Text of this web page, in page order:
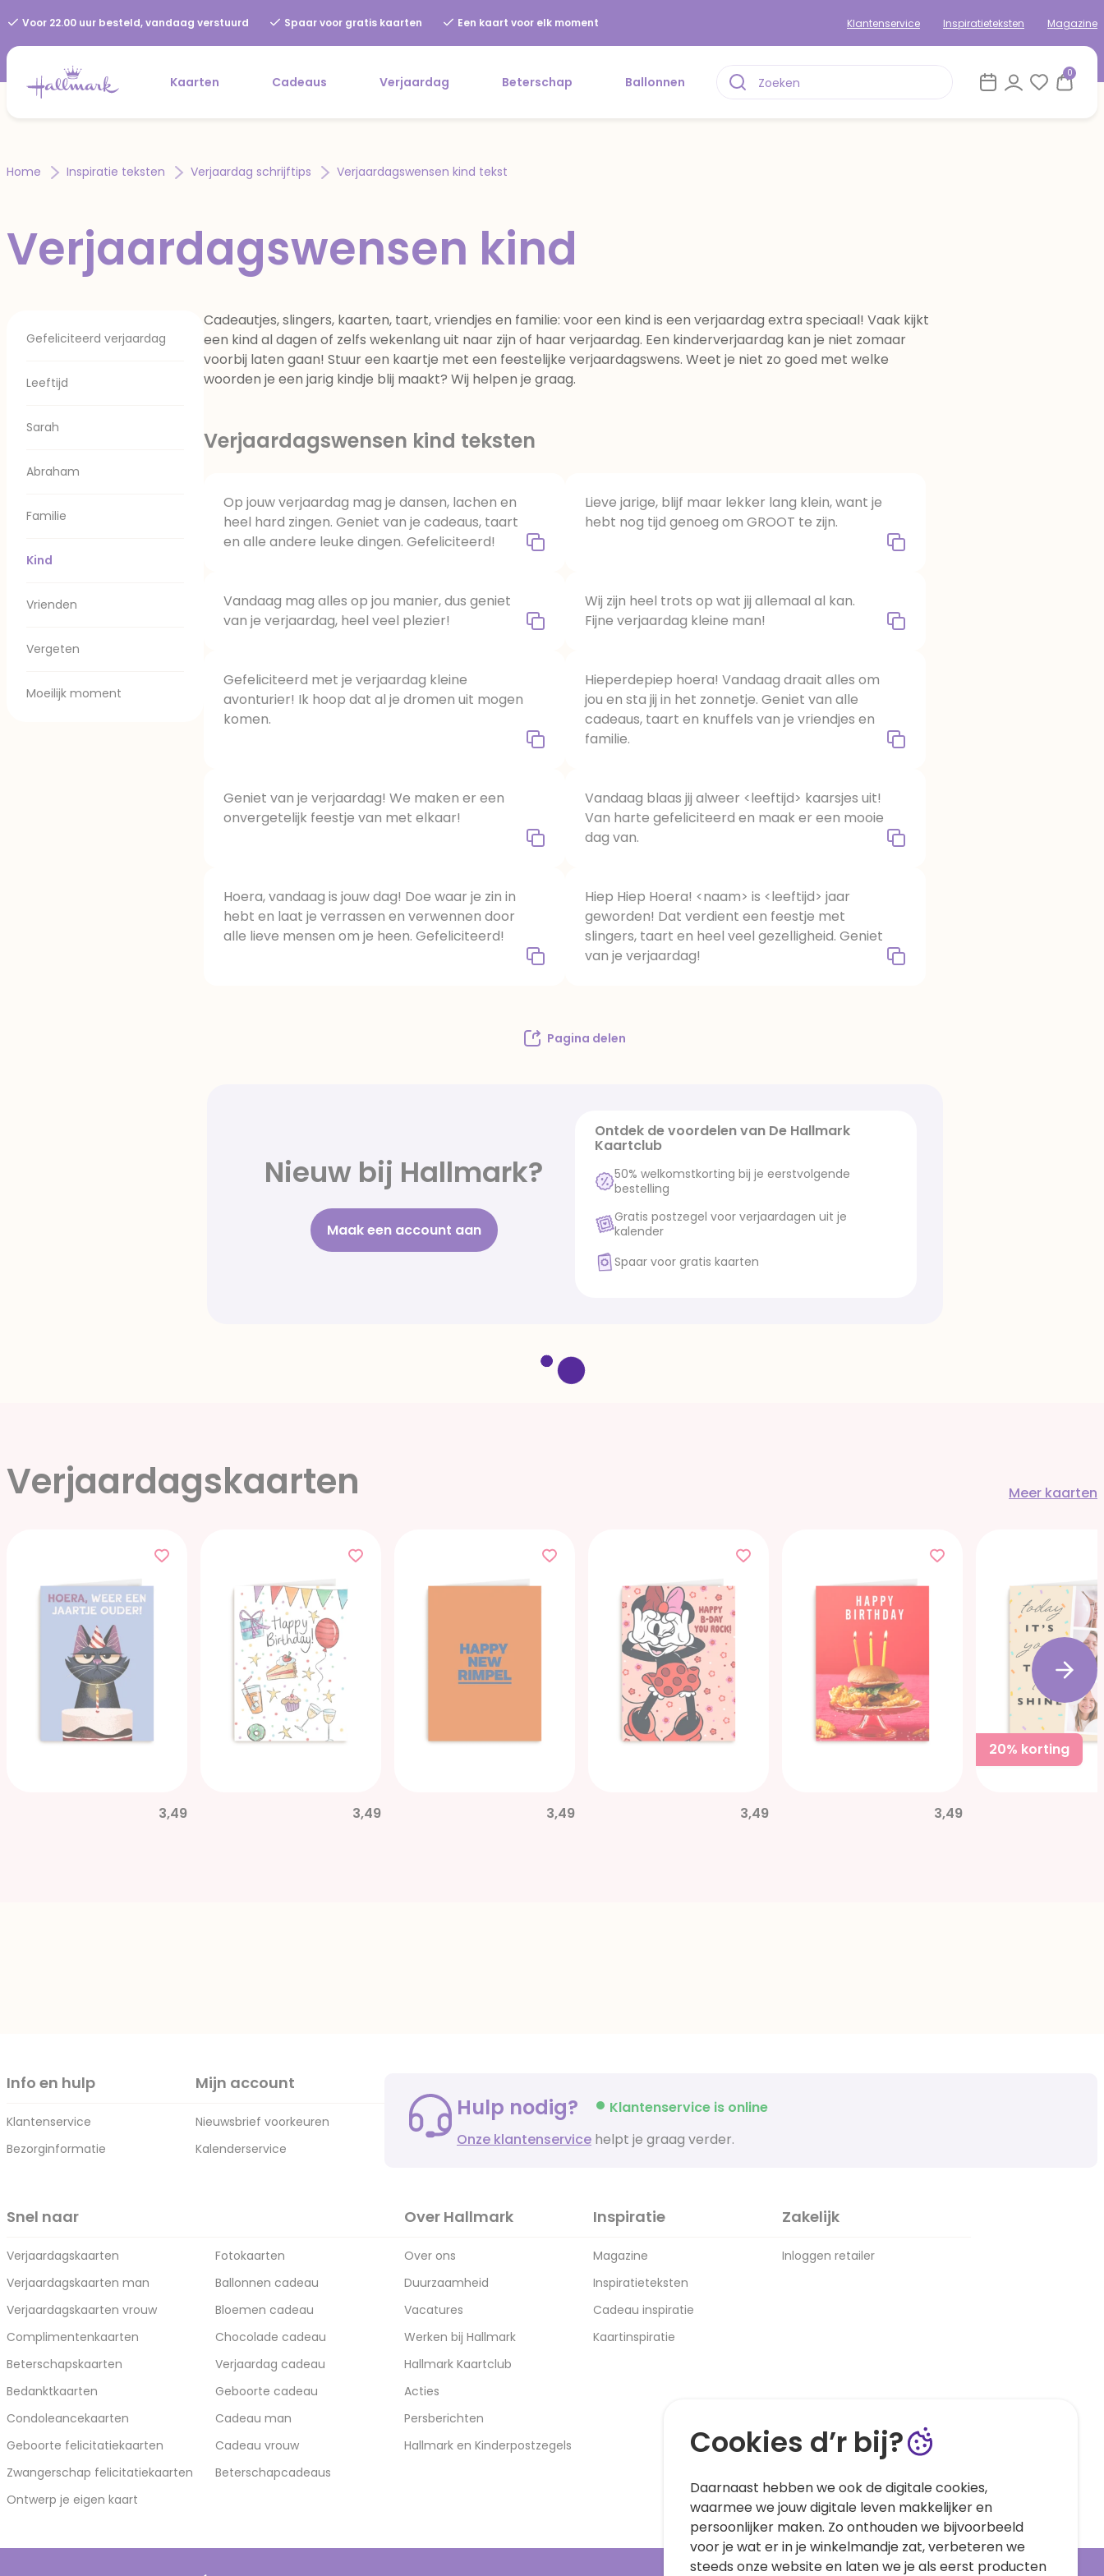
Voor 22.00 uur besteld, vandaag verstuurd Spaar voor gratis kaarten Een kaart voor elk moment Klantenservice Inspiratieteksten Magazine
Kaarten Cadeaus Verjaardag Beterschap Ballonnen
0
Home Inspiratie teksten Verjaardag schrijftips Verjaardagswensen kind tekst
Verjaardagswensen kind
Gefeliciteerd verjaardag
Leeftijd
Sarah
Abraham
Familie
Kind
Vrienden
Vergeten
Moeilijk moment
Cadeautjes, slingers, kaarten, taart, vriendjes en familie: voor een kind is een verjaardag extra speciaal! Vaak kijkt
een kind al dagen of zelfs wekenlang uit naar zijn of haar verjaardag. Een kinderverjaardag kan je niet zomaar
voorbij laten gaan! Stuur een kaartje met een feestelijke verjaardagswens. Weet je niet zo goed met welke
woorden je een jarig kindje blij maakt? Wij helpen je graag.
Verjaardagswensen kind teksten
Op jouw verjaardag mag je dansen, lachen en
heel hard zingen. Geniet van je cadeaus, taart
en alle andere leuke dingen. Gefeliciteerd!
Lieve jarige, blijf maar lekker lang klein, want je
hebt nog tijd genoeg om GROOT te zijn.
Vandaag mag alles op jou manier, dus geniet
van je verjaardag, heel veel plezier!
Wij zijn heel trots op wat jij allemaal al kan.
Fijne verjaardag kleine man!
Gefeliciteerd met je verjaardag kleine
avonturier! Ik hoop dat al je dromen uit mogen
komen.
Hieperdepiep hoera! Vandaag draait alles om
jou en sta jij in het zonnetje. Geniet van alle
cadeaus, taart en knuffels van je vriendjes en
familie.
Geniet van je verjaardag! We maken er een
onvergetelijk feestje van met elkaar!
Vandaag blaas jij alweer <leeftijd> kaarsjes uit!
Van harte gefeliciteerd en maak er een mooie
dag van.
Hoera, vandaag is jouw dag! Doe waar je zin in
hebt en laat je verrassen en verwennen door
alle lieve mensen om je heen. Gefeliciteerd!
Hiep Hiep Hoera! <naam> is <leeftijd> jaar
geworden! Dat verdient een feestje met
slingers, taart en heel veel gezelligheid. Geniet
van je verjaardag!
Pagina delen
Nieuw bij Hallmark?
Maak een account aan
Ontdek de voordelen van De Hallmark
Kaartclub
50% welkomstkorting bij je eerstvolgende
bestelling
Gratis postzegel voor verjaardagen uit je
kalender
Spaar voor gratis kaarten
Verjaardagskaarten Meer kaarten
3,49 3,49 3,49 3,49 3,49
20% korting
Info en hulp
Klantenservice
Bezorginformatie
Mijn account
Nieuwsbrief voorkeuren
Kalenderservice
Hulp nodig?
Klantenservice is online
Onze klantenservice helpt je graag verder.
Snel naar
Verjaardagskaarten
Verjaardagskaarten man
Verjaardagskaarten vrouw
Complimentenkaarten
Beterschapskaarten
Bedanktkaarten
Condoleancekaarten
Geboorte felicitatiekaarten
Zwangerschap felicitatiekaarten
Ontwerp je eigen kaart
Fotokaarten
Ballonnen cadeau
Bloemen cadeau
Chocolade cadeau
Verjaardag cadeau
Geboorte cadeau
Cadeau man
Cadeau vrouw
Beterschapcadeaus
Over Hallmark
Over ons
Duurzaamheid
Vacatures
Werken bij Hallmark
Hallmark Kaartclub
Acties
Persberichten
Hallmark en Kinderpostzegels
Inspiratie
Magazine
Inspiratieteksten
Cadeau inspiratie
Kaartinspiratie
Zakelijk
Inloggen retailer
Cookies d’r bij?
Daarnaast hebben we ook de digitale cookies,
waarmee we jouw digitale leven makkelijker en
persoonlijker maken. Zo onthouden we bijvoorbeeld
voor je wat er in je winkelmandje zat, verbeteren we
steeds onze website en laten we je als eerst producten